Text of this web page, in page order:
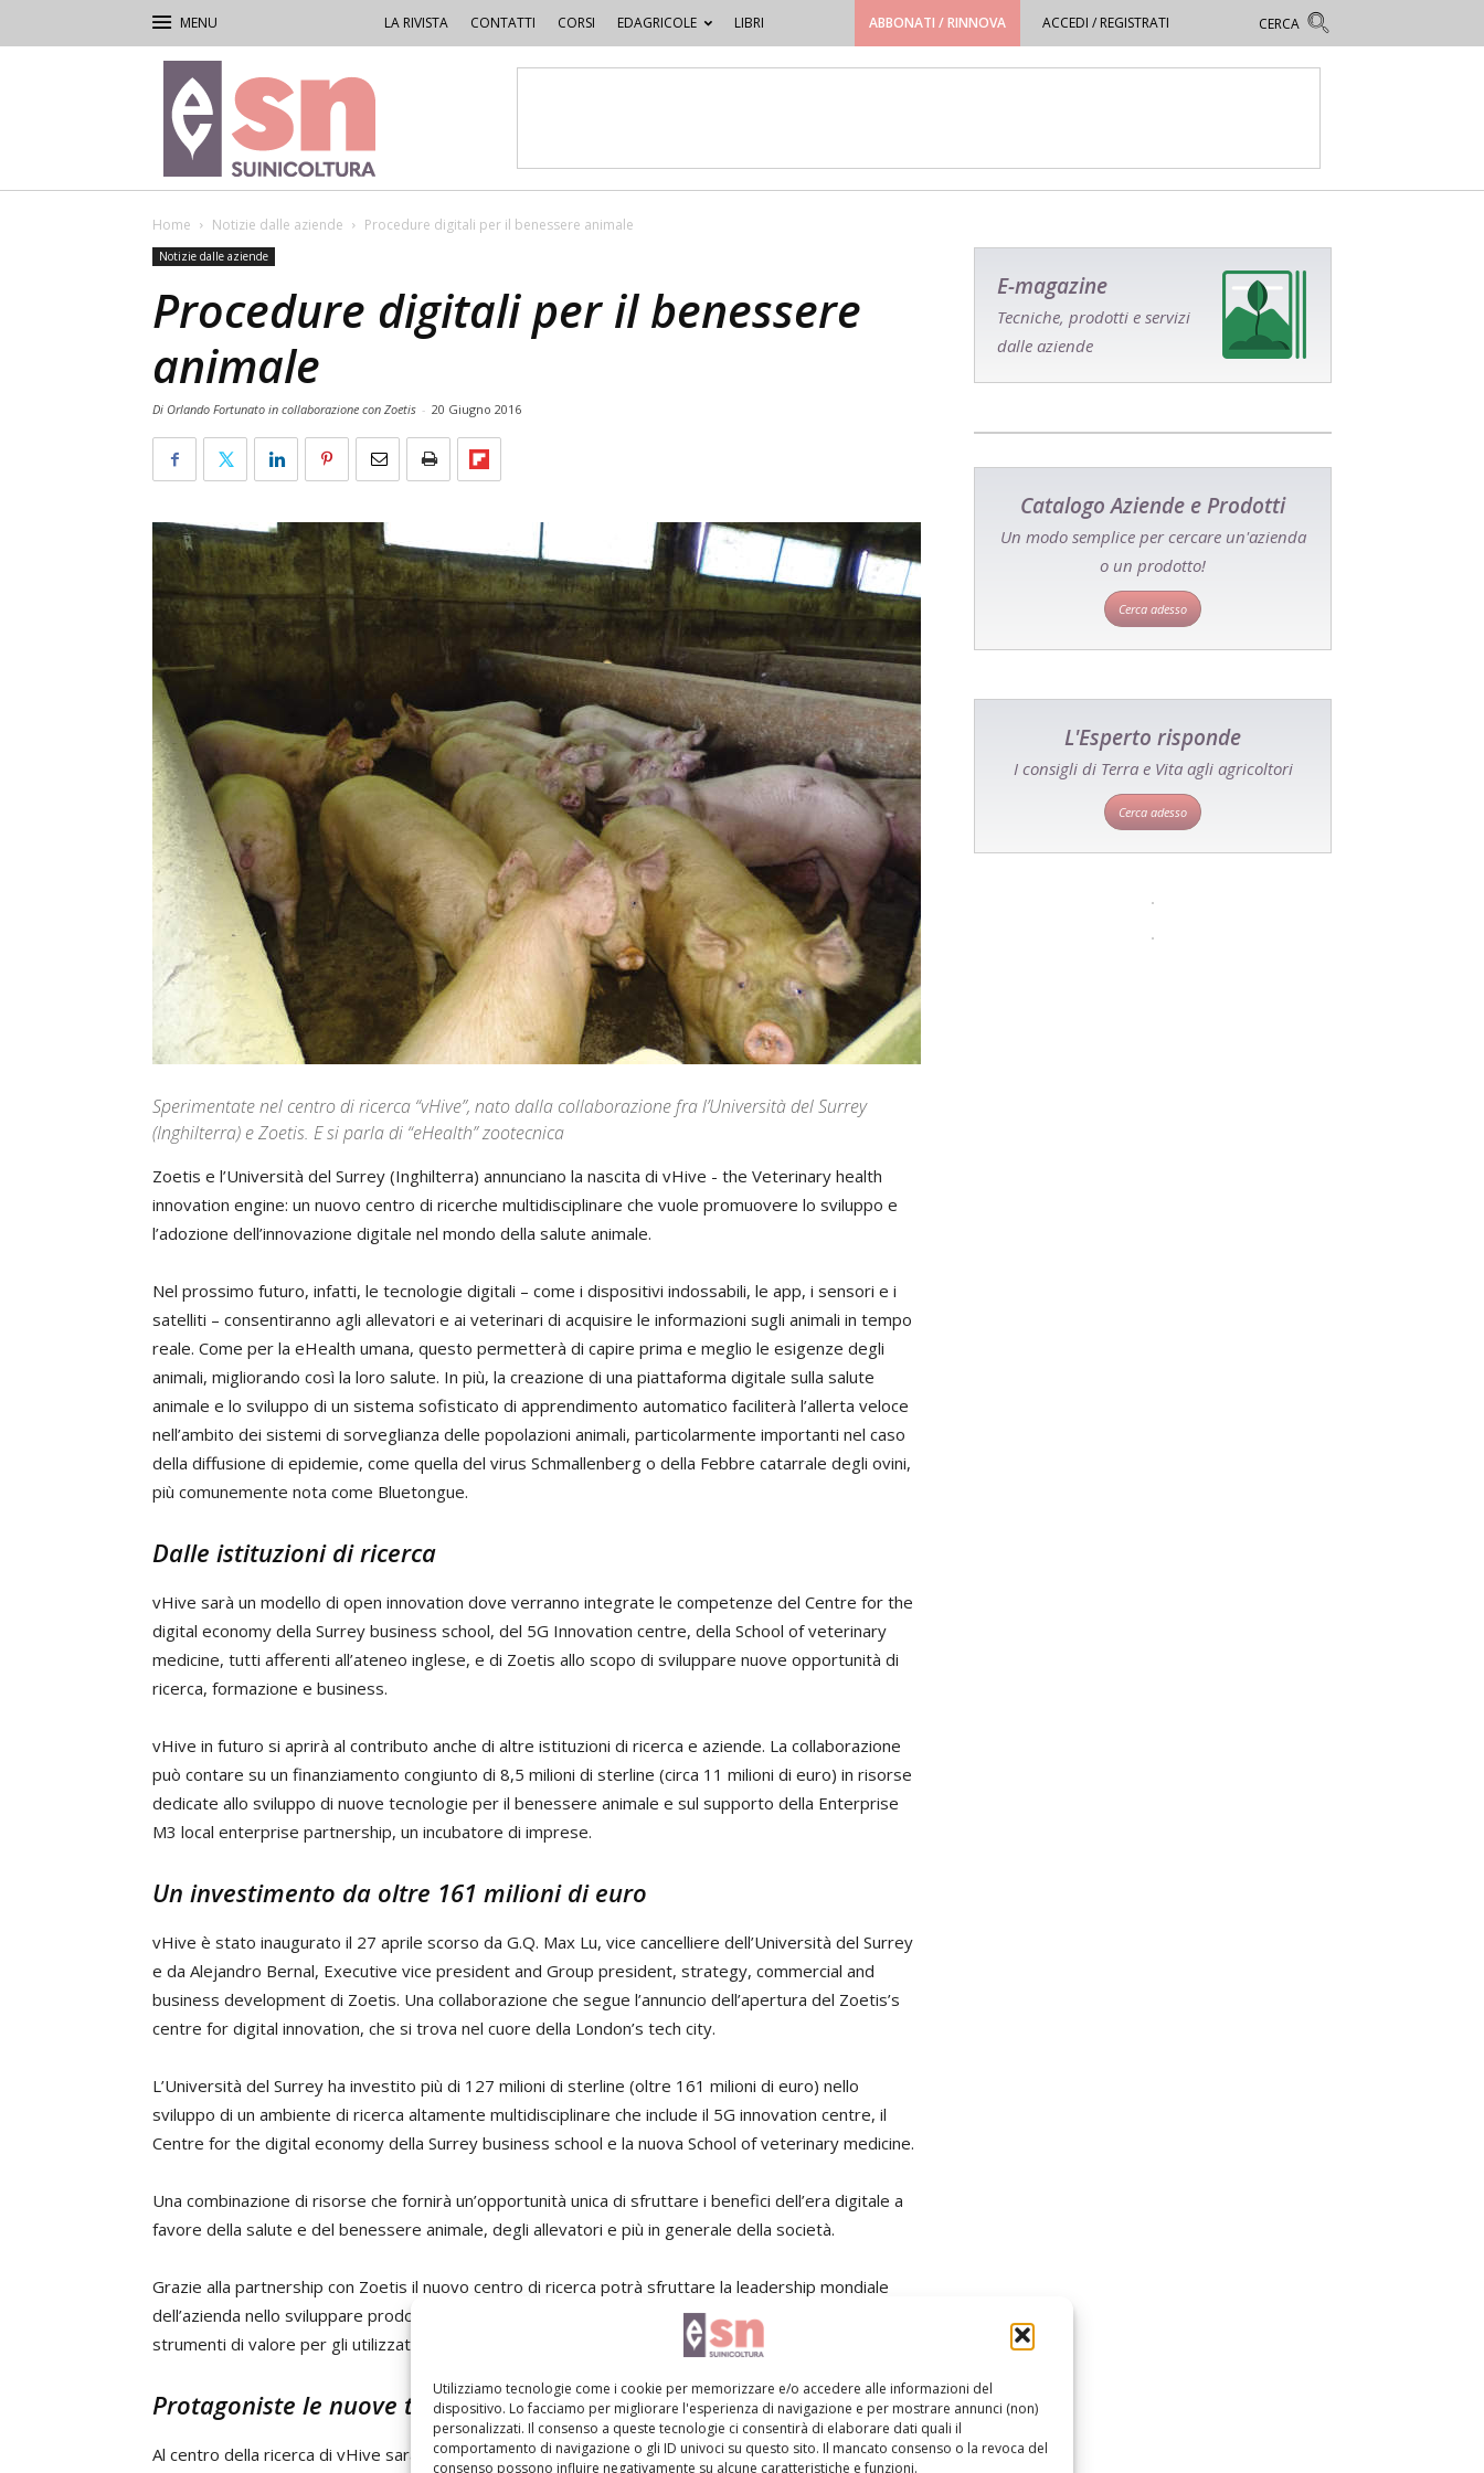
Utilizziamo tecnologie come i cookie per memorizzare e/o accedere alle informazioni del
dispositivo. Lo facciamo per migliorare l'esperienza di navigazione e per mostrare annunci (non)
personalizzati. Il consenso a queste tecnologie ci consentirà di elaborare dati quali il
comportamento di navigazione o gli ID univoci su questo sito. Il mancato consenso o la revoca del
consenso possono influire negativamente su alcune caratteristiche e funzioni.
LA RIVISTA CONTATTI CORSI EDAGRICOLE LIBRI ABBONATI / RINNOVA ACCEDI / REGISTRATI
Rivista
di
Suinicoltura
Home Notizie dalle aziende Procedure digitali per il benessere animale
Notizie dalle aziende
Procedure digitali per il benessere
animale
Di Orlando Fortunato in collaborazione con Zoetis - 20 Giugno 2016
Sperimentate nel centro di ricerca “vHive”, nato dalla collaborazione fra l’Università del Surrey
(Inghilterra) e Zoetis. E si parla di “eHealth” zootecnica
Zoetis e l’Università del Surrey (Inghilterra) annunciano la nascita di vHive - the Veterinary health
innovation engine: un nuovo centro di ricerche multidisciplinare che vuole promuovere lo sviluppo e
l’adozione dell’innovazione digitale nel mondo della salute animale.
Nel prossimo futuro, infatti, le tecnologie digitali – come i dispositivi indossabili, le app, i sensori e i
satelliti – consentiranno agli allevatori e ai veterinari di acquisire le informazioni sugli animali in tempo
reale. Come per la eHealth umana, questo permetterà di capire prima e meglio le esigenze degli
animali, migliorando così la loro salute. In più, la creazione di una piattaforma digitale sulla salute
animale e lo sviluppo di un sistema sofisticato di apprendimento automatico faciliterà l’allerta veloce
nell’ambito dei sistemi di sorveglianza delle popolazioni animali, particolarmente importanti nel caso
della diffusione di epidemie, come quella del virus Schmallenberg o della Febbre catarrale degli ovini,
più comunemente nota come Bluetongue.
Dalle istituzioni di ricerca
vHive sarà un modello di open innovation dove verranno integrate le competenze del Centre for the
digital economy della Surrey business school, del 5G Innovation centre, della School of veterinary
medicine, tutti afferenti all’ateneo inglese, e di Zoetis allo scopo di sviluppare nuove opportunità di
ricerca, formazione e business.
vHive in futuro si aprirà al contributo anche di altre istituzioni di ricerca e aziende. La collaborazione
può contare su un finanziamento congiunto di 8,5 milioni di sterline (circa 11 milioni di euro) in risorse
dedicate allo sviluppo di nuove tecnologie per il benessere animale e sul supporto della Enterprise
M3 local enterprise partnership, un incubatore di imprese.
Un investimento da oltre 161 milioni di euro
vHive è stato inaugurato il 27 aprile scorso da G.Q. Max Lu, vice cancelliere dell’Università del Surrey
e da Alejandro Bernal, Executive vice president and Group president, strategy, commercial and
business development di Zoetis. Una collaborazione che segue l’annuncio dell’apertura del Zoetis’s
centre for digital innovation, che si trova nel cuore della London’s tech city.
L’Università del Surrey ha investito più di 127 milioni di sterline (oltre 161 milioni di euro) nello
sviluppo di un ambiente di ricerca altamente multidisciplinare che include il 5G innovation centre, il
Centre for the digital economy della Surrey business school e la nuova School of veterinary medicine.
Una combinazione di risorse che fornirà un’opportunità unica di sfruttare i benefici dell’era digitale a
favore della salute e del benessere animale, degli allevatori e più in generale della società.
Grazie alla partnership con Zoetis il nuovo centro di ricerca potrà sfruttare la leadership mondiale
dell’azienda nello sviluppare prodotti e servizi innovativi e nel saper tradurre le nuove tecnologie in
strumenti di valore per gli utilizzatori finali.
Protagoniste le nuove tecnologie digitali
Al centro della ricerca di vHive saranno le nuove tecnologie digitali per l’acquisizione di dati e il
E-magazine
Tecniche, prodotti e servizi
dalle aziende
Catalogo Aziende e Prodotti
Un modo semplice per cercare un'azienda
o un prodotto!
Cerca adesso
L'Esperto risponde
I consigli di Terra e Vita agli agricoltori
Cerca adesso